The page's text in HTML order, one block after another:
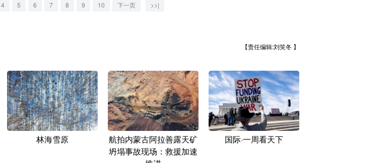
4 5 6 7 8 9 10 下一页 >>|
【责任编辑:刘笑冬 】
林海雪原
航拍内蒙古阿拉善露天矿
坍塌事故现场：救援加速
国际·一周看天下